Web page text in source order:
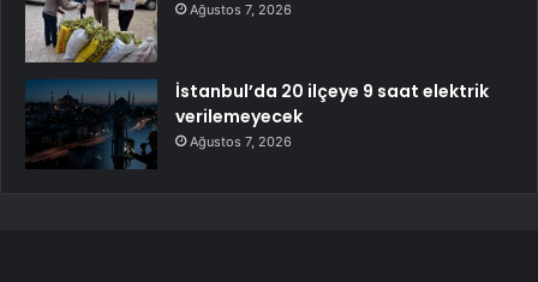
Ağustos 7, 2026
İstanbul’da 20 ilçeye 9 saat elektrik
verilemeyecek
Ağustos 7, 2026